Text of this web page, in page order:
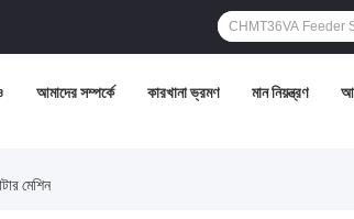
আমাদের সম্পর্কে কারখানা ভ্রমণ মান নিয়ন্ত্রণ
মেশিন